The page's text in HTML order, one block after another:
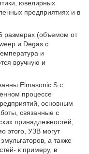
ювелирных
предприятиях и в
размерах (объемом от
и Degas с
и
вручную и
Elmasonic S с
процессе
основным
связанные с
принадлежностей,
этого, УЗВ могут
а также
к примеру, в